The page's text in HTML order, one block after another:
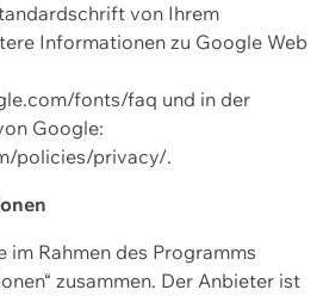
von Ihrem
Informationen zu Google Web
fonts/faq und in der
Google:
policies/privacy/.
Rahmen des Programms
zusammen. Der Anbieter ist